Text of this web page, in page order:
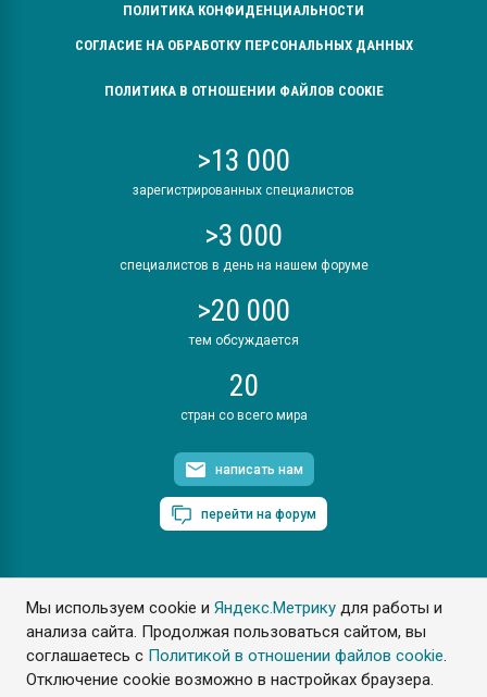
Мы используем cookie иЯндекс.Метрику для работы и
анализа сайта. Продолжая пользоваться сайтом, вы
соглашаетесь с Политикой в отношении файлов cookie.
Отключение cookie возможно в настройках браузера.
ПОЛИТИКА КОНФИДЕНЦИАЛЬНОСТИ
СОГЛАСИЕ НА ОБРАБОТКУ ПЕРСОНАЛЬНЫХ ДАННЫХ
ПОЛИТИКА В ОТНОШЕНИИ ФАЙЛОВ COOKIE
>13 000
зарегистрированных специалистов
>3 000
специалистов в день на нашем форуме
>20 000
тем обсуждается
20
стран со всего мира
написать нам
перейти на форум
ПластЭксперт © 2006. Все права защищены
Разрешается копирование материалов сайта с обязательной
ссылкой на www.e-plastic.ru
Разработка сайта